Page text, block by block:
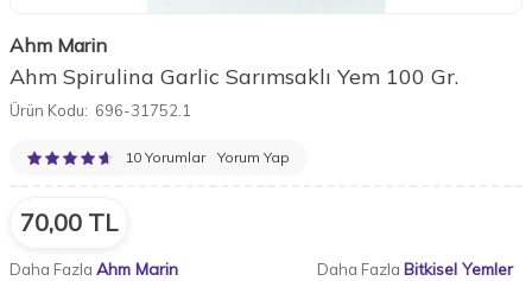
Ahm Marin
Ahm Spirulina Garlic Sarımsaklı Yem 100 Gr.
Ürün Kodu: 696-31752.1
10 Yorumlar Yorum Yap
70,00 TL
Daha Fazla Ahm Marin Daha Fazla Bitkisel Yemler